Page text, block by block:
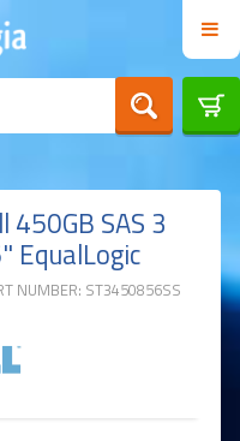
450GB SAS 3
EqualLogic
NUMBER: ST3450856SS